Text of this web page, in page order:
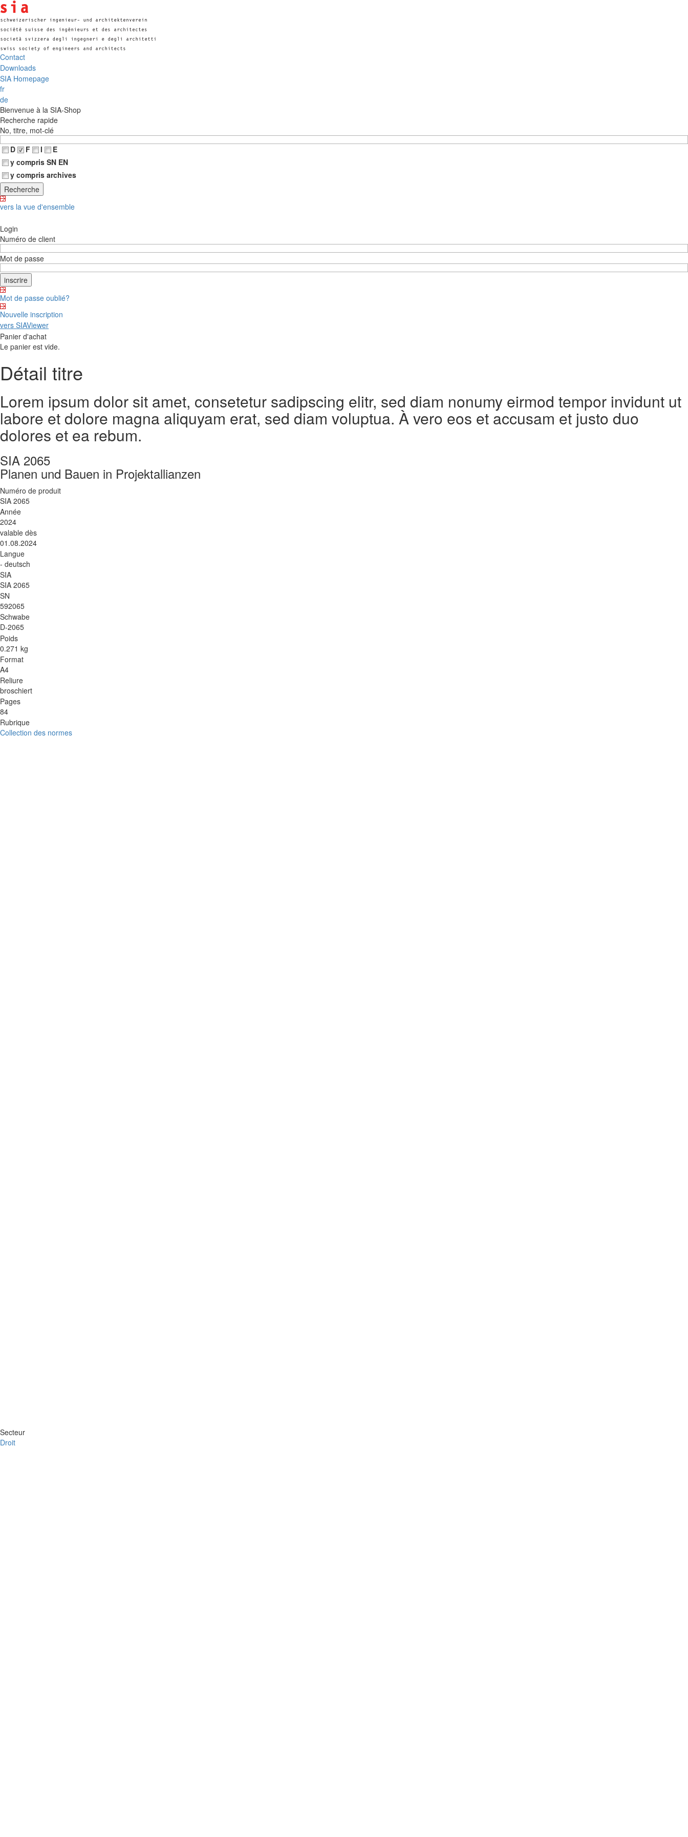
Contact
Downloads
SIA Homepage
fr
de
Bienvenue à la SIA-Shop
Recherche rapide
No, titre, mot-clé
D
F I
E
y compris SN EN
y compris archives
vers la vue d'ensemble
Login
Numéro de client
Mot de passe
Mot de passe oublié?
Nouvelle inscription
vers SIAViewer
Panier d'achat
Le panier est vide.
Détail titre
Lorem ipsum dolor sit amet, consetetur sadipscing elitr, sed diam nonumy eirmod tempor invidunt ut
labore et dolore magna aliquyam erat, sed diam voluptua. À vero eos et accusam et justo duo
dolores et ea rebum.
SIA 2065
Planen und Bauen in Projektallianzen
Numéro de produit
SIA 2065
Année
2024
valable dès
01.08.2024
Langue
- deutsch
SIA
SIA 2065
SN
592065
Schwabe
D-2065
Poids
0.271 kg
Format
A4
Reliure
broschiert
Pages
84
Rubrique
Collection des normes
Secteur
Droit